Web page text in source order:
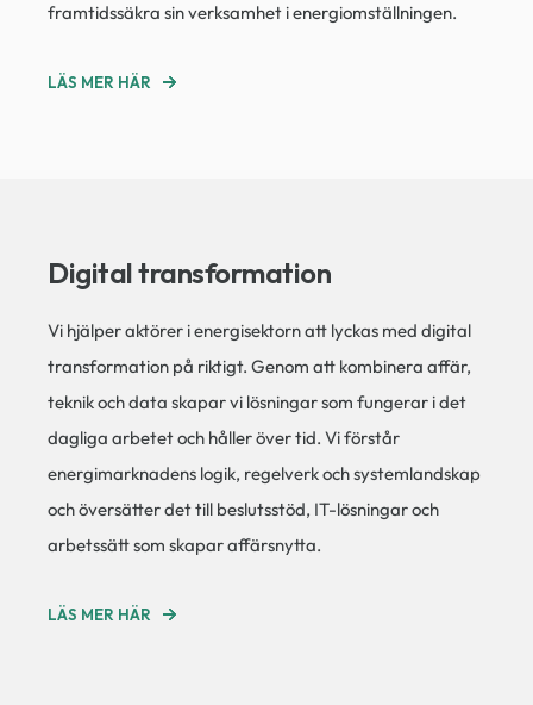
framtidssäkra sin verksamhet i energiomställningen.
LÄS MER HÄR
Digital transformation
Vi hjälper aktörer i energisektorn att lyckas med digital
transformation på riktigt. Genom att kombinera affär,
teknik och data skapar vi lösningar som fungerar i det
dagliga arbetet och håller över tid. Vi förstår
energimarknadens logik, regelverk och systemlandskap
och översätter det till beslutsstöd, IT-lösningar och
arbetssätt som skapar affärsnytta.
LÄS MER HÄR